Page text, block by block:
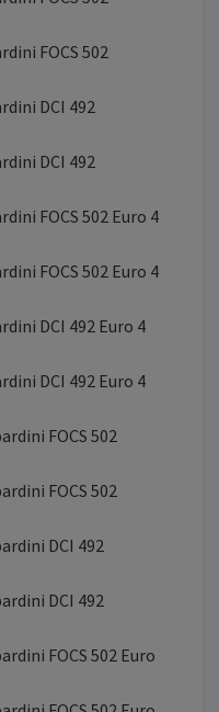
FOCS 502
DCI 492
DCI 492
FOCS 502 Euro 4
FOCS 502 Euro 4
DCI 492 Euro 4
DCI 492 Euro 4
FOCS 502
FOCS 502
DCI 492
DCI 492
FOCS 502 Euro